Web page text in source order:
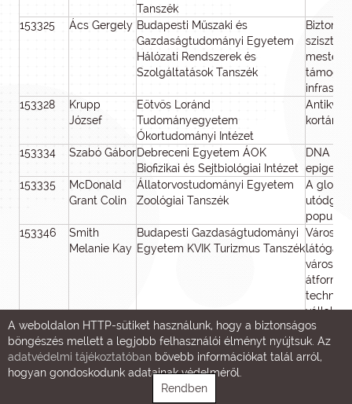
Tanszék
153325 Ács Gergely Budapesti Műszaki és
Gazdaságtudományi Egyetem
Hálózati Rendszerek és
Szolgáltatások Tanszék
153328
Krupp
József
Eötvös Loránd
Tudományegyetem
Ókortudományi Intézet
kortárs
153334 Szabó GáborDebreceni Egyetem ÁOK
Biofizikai és Sejtbiológiai Intézet
DNA
153335
McDonald
Grant Colin
Állatorvostudományi Egyetem
Zoológiai Tanszék
A
153346
Smith
Melanie Kay
Budapesti Gazdaságtudományi
Egyetem KVIK Turizmus Tanszék
városok
153360
Walter
Fruzsina
HUN-REN Szegedi Biológiai
Kutatóközpont Biofizikai Intézet
Humán
153369
Mihály
HUN-REN Szegedi Biológiai
Kutatóközpont Genetikai Intézet
A weboldalon HTTP-sütiket használunk, hogy a biztonságos
böngészés mellett a legjobb felhasználói élményt nyújtsuk. Az
adatvédelmi tájékoztatóban bővebb információkat talál arról,
hogyan gondoskodunk adatainak védelméről.
Rendben